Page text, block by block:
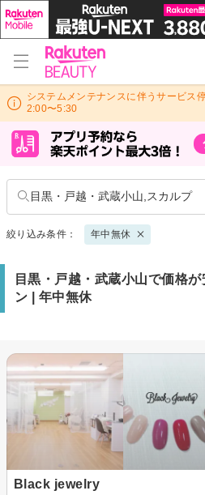
システムメンテナンスに伴うサービス
2:00〜5:30
目黒・戸越・武蔵小山,スカルプ
絞り込み条件： 年中無休
目黒・戸越・武蔵小山で価格
ン | 年中無休
Black jewelry